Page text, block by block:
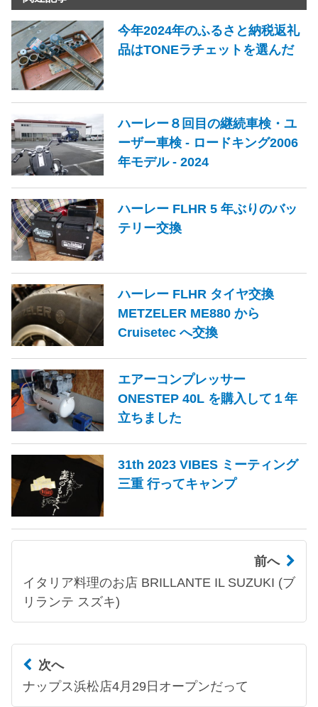
今年2024年のふるさと納税返礼
品はTONEラチェットを選んだ
ハーレー８回目の継続車検・ユ
ーザー車検 - ロードキング2006
年モデル - 2024
ハーレー FLHR 5 年ぶりのバッ
テリー交換
ハーレー FLHR タイヤ交換
METZELER ME880 から
Cruisetec へ交換
エアーコンプレッサー
ONESTEP 40L を購入して１年
立ちました
31th 2023 VIBES ミーティング
三重 行ってキャンプ
前へ
イタリア料理のお店 BRILLANTE IL SUZUKI (ブ
リランテ スズキ)
次へ
ナップス浜松店4月29日オープンだって